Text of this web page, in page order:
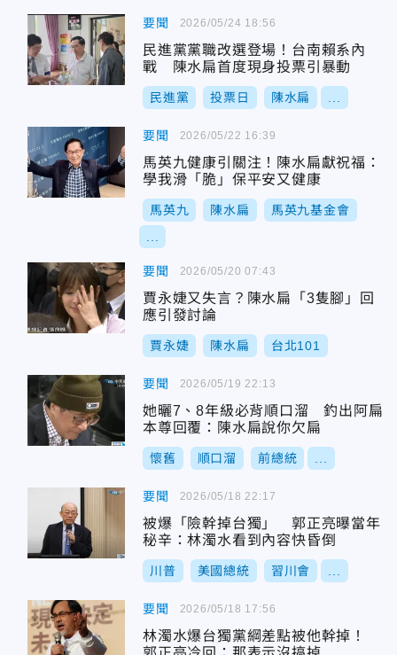
要聞
民進黨黨職改選登場！台南賴系內
戰 陳水扁首度現身投票引暴動
民進黨 投票日 陳水扁
2026/05/24 18:56
要聞
馬英九健康引關注！陳水扁獻祝福：
學我滑「脆」保平安又健康
馬英九 陳水扁 馬英九基金會
2026/05/22 16:39
要聞
賈永婕又失言？陳水扁「3隻腳」回
應引發討論
賈永婕 陳水扁 台北101
2026/05/20 07:43
要聞
她曬7、8年級必背順口溜 釣出阿扁
本尊回覆：陳水扁說你欠扁
懷舊 順口溜 前總統
2026/05/19 22:13
要聞
被爆「險幹掉台獨」 郭正亮曝當年
秘辛：林濁水看到內容快昏倒
川普 美國總統 習川會
2026/05/18 22:17
要聞
林濁水爆台獨黨綱差點被他幹掉！
2026/05/18 17:56